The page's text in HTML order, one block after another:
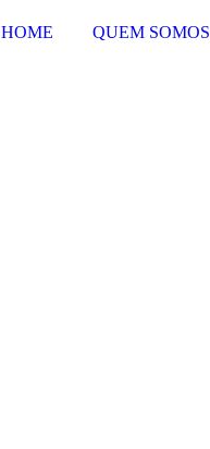
HOME QUEM SOMOS